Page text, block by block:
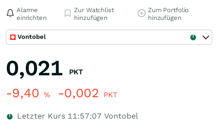
Alarme
einrichten
Zur Watchlist
hinzufügen
Zum Portfolio
hinzufügen
Vontobel
0,021 PKT
-9,40 % -0,002 PKT
Letzter Kurs 11:57:07 Vontobel